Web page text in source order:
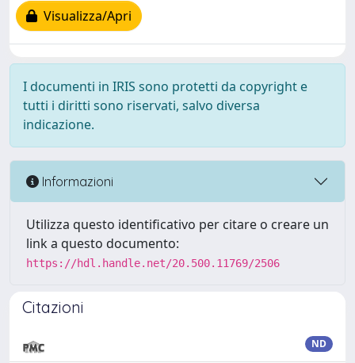
Visualizza/Apri
I documenti in IRIS sono protetti da copyright e
tutti i diritti sono riservati, salvo diversa
indicazione.
Informazioni
Utilizza questo identificativo per citare o creare un
link a questo documento:
https://hdl.handle.net/20.500.11769/2506
Citazioni
ND